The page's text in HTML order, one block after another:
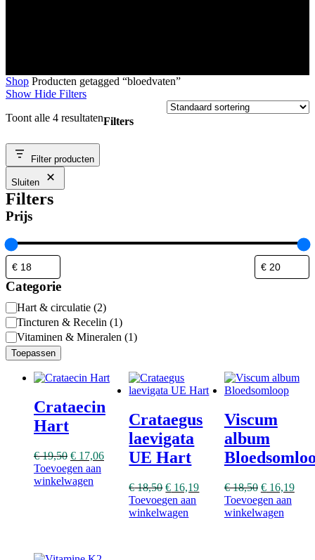
Shop Producten getagged “bloedvaten”
Show Hide Filters
Toont alle 4 resultatenFilters
Close
FiltersFilter producten
Sluiten
Filters
Prijs
Categorie
Categorie
Hart & circulatie (2)
Tincturen & Recelin (1)
Vitaminen & Mineralen (1)
Toepassen
Crataecin
Hart
€19,50 € 17,06
Toevoegen aan
winkelwagen
Crataegus
laevigata
UE Hart
€18,50 € 16,19
Toevoegen aan
winkelwagen
Viscum
album
€18,50 €16,19
Toevoegen aan
winkelwagen